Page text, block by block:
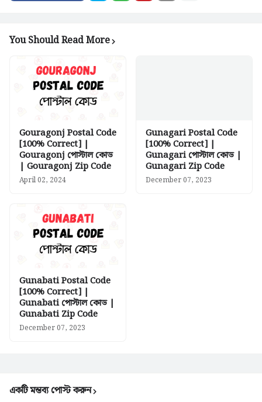
You Should Read More
Gouragonj Postal Code
[100% Correct] |
Gouragonj পোস্টাল কোড
| Gouragonj Zip Code
April 02, 2024
Gunagari Postal Code
[100% Correct] |
Gunagari পোস্টাল কোড |
Gunagari Zip Code
December 07, 2023
Gunabati Postal Code
[100% Correct] |
Gunabati পোস্টাল কোড |
Gunabati Zip Code
December 07, 2023
একটি মন্তব্য পোস্ট করুন